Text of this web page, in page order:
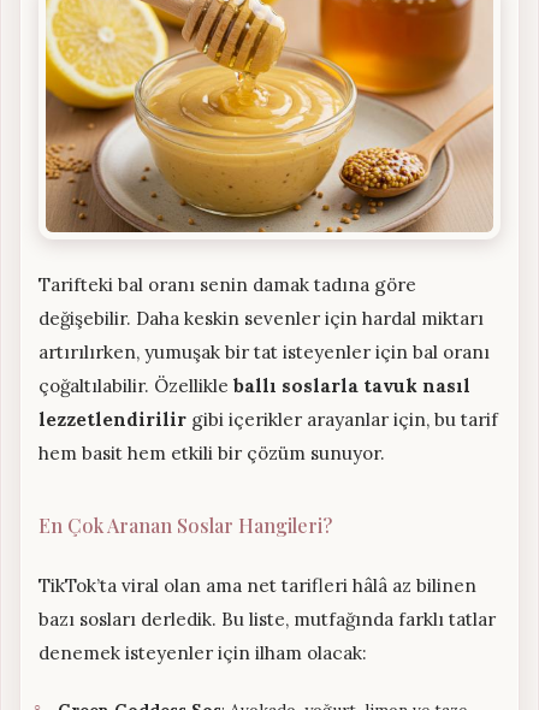
Tarifteki bal oranı senin damak tadına göre
değişebilir. Daha keskin sevenler için hardal miktarı
artırılırken, yumuşak bir tat isteyenler için bal oranı
çoğaltılabilir. Özellikle ballı soslarla tavuk nasıl
lezzetlendirilir gibi içerikler arayanlar için, bu tarif
hem basit hem etkili bir çözüm sunuyor.
En Çok Aranan Soslar Hangileri?
TikTok’ta viral olan ama net tarifleri hâlâ az bilinen
bazı sosları derledik. Bu liste, mutfağında farklı tatlar
denemek isteyenler için ilham olacak: